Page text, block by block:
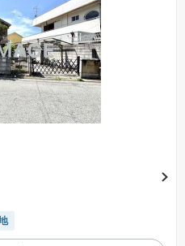
記してある時、そのプラン例は特定の建築請
てた場合、同様のものが同価格で建てられる
のではありません。
物の建築請負契約が、一定期間内に成立する
す。建築請負契約成立に向けて設計プランを
の設計協議をするために必要な相当の期間の
プランが実現できたかどうかにより結論を出
ています。納得のいくプランが出来ず、建築請
戻り、土地契約にかかった代金（土地代金、
却されます。
込みの「総額表示」で統一しています。
消費税を除いた建物価格」と「土地価格」の
引き渡し時にかかる費用を表示しています。
身で十分な確認をしていただくようにお願い